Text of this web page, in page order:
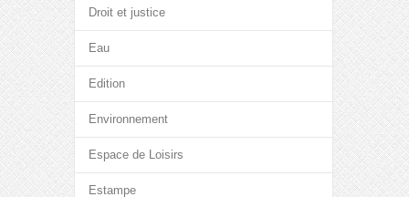
Droit et justice
Eau
Edition
Environnement
Espace de Loisirs
Estampe